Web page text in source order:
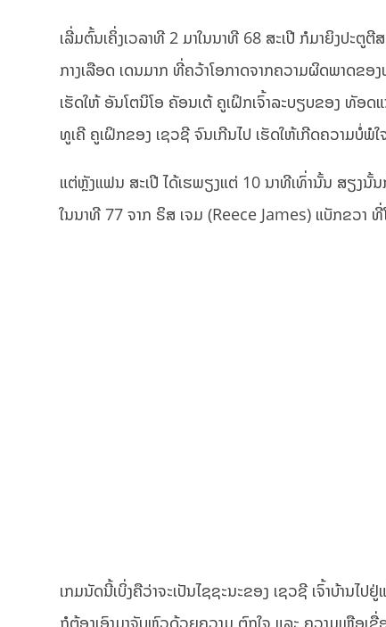
ເລີ່ມຕົ້ນເຄິ່ງເວລາທີ 2 ມາໃນນາທີ 68 ສະເປີ ກໍມາຍິງປະ
ກາງເລືອດ ເດນມາກ ທີ່ຄວ້າໂອກາດຈາກຄວາມຜິດພາດຂອ
ເຮັດໃຫ້ ອັນໂຕນິໂອ ຄັອນເຕ້ ຄູເຝິກເຈົ້າລະບຽບຂອງ ທັອດ
ທູເຄີ ຄູເຝິກຂອງ ເຊວຊີ ຈົນເກີນໄປ ເຮັດໃຫ້ເກີດຄວາມບໍ່ພໍ
ແຕ່ຫຼັງແຟນ ສະເປີ ໄດ້ເຮພຽງແຕ່ 10 ນາທີເທົ່ານັ້ນ ສຽງນັ້
ໃນນາທີ 77 ຈາກ ຣິສ ເຈມ (Reece James) ແບັກຂວາ
ເກມນັດນີ້ເບິ່ງຄືວ່າຈະເປັນໄຊຊະນະຂອງ ເຊວຊີ ເຈົ້າບ້ານ